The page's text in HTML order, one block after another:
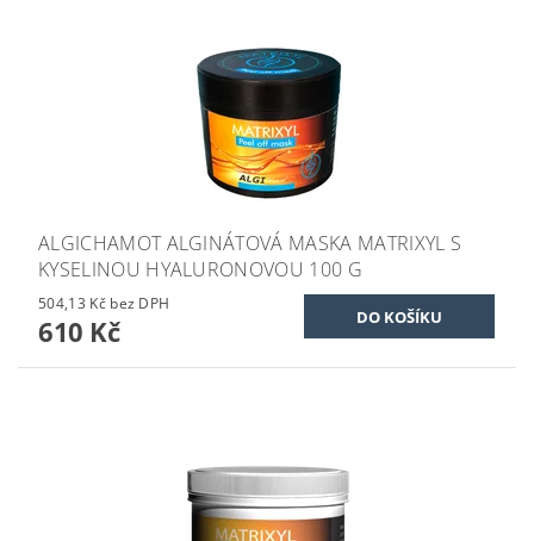
ALGICHAMOT ALGINÁTOVÁ MASKA MATRIXYL S
KYSELINOU HYALURONOVOU 100 G
504,13 Kč bez DPH
610 Kč